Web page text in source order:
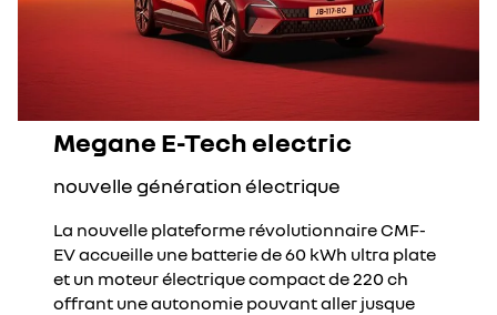
Megane E-Tech electric
nouvelle génération électrique
La nouvelle plateforme révolutionnaire CMF-
EV accueille une batterie de 60 kWh ultra plate
et un moteur électrique compact de 220 ch
offrant une autonomie pouvant aller jusque